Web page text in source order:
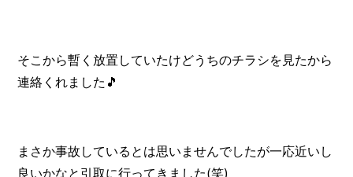
そこから暫く放置していたけどうちのチラシを見たから
連絡くれました🎵
まさか事故しているとは思いませんでしたが一応近いし
良いかなと引取に行ってきました(笑)